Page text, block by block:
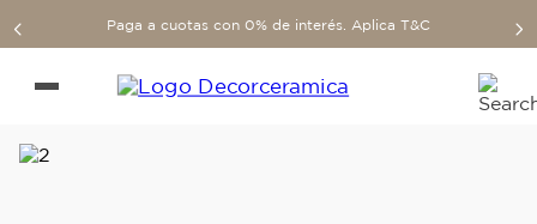
Paga a cuotas con 0% de interés. Aplica T&C